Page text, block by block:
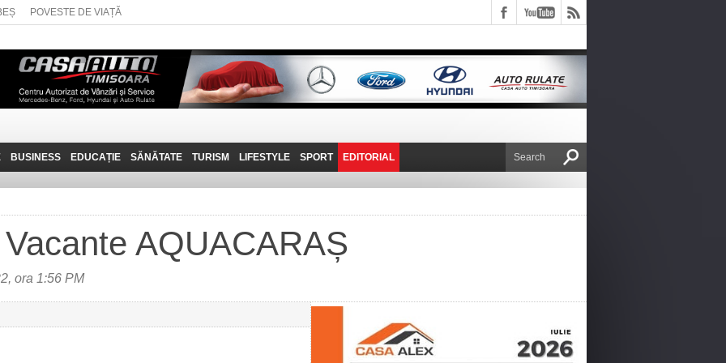
POVESTE DE VIAȚĂ
BUSINESS
JOB-URI
TEHNIT
EDUCAȚIE SĂNĂTATE TURISM
PRIN MUNȚII
FANTASTICUL BANAT
LIFESTYLE
POVESTE DE VIAȚĂ
SPORT EDITORIAL
DE VICTOR NAFIRU
AQUACARAȘ
ora 1:56 PM